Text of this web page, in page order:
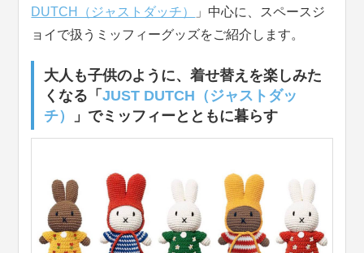
DUTCH（ジャストダッチ）
」中心に、スペースジ
ョイで扱うミッフィーグッズをご紹介します。
大人も子供のように、着せ替えを楽しみた
くなる「JUST DUTCH（ジャストダッ
チ）
」でミッフィーとともに暮らす